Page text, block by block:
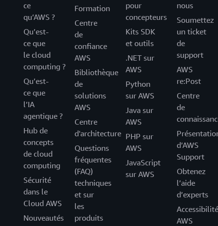
ce
qu’AWS ?
Qu’est-
ce que
le cloud
computing ?
Qu’est-
ce que
l’IA
agentique ?
Hub de
concepts
de cloud
computing
Sécurité
dans le
Cloud AWS
Nouveautés
Formation
Centre
de
confiance
AWS
Bibliothèque
de
solutions
AWS
Centre
d'architecture
Questions
fréquentes
(FAQ)
techniques
et sur
les
produits
pour
concepteurs
Kits SDK
et outils
.NET sur
AWS
Python
sur AWS
Java sur
AWS
PHP sur
AWS
JavaScript
sur AWS
nous
Soumettez
un ticket
de
support
AWS
re:Post
Centre
de
d’AWS
Support
Obtenez
l’aide
d’experts
Accessibilité
AWS